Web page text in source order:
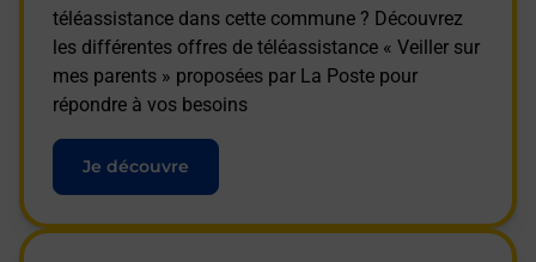
téléassistance dans cette commune ? Découvrez
les différentes offres de téléassistance « Veiller sur
mes parents » proposées par La Poste pour
répondre à vos besoins
Je découvre